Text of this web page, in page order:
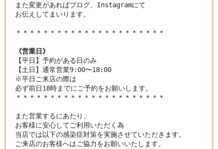
また変更があればブログ、Instagramにて
お伝えしてまいります。
《営業日》
【平日】予約がある日のみ
【土日】通常営業9:00〜18:00
※平日ご来店の際は
＊＊＊＊＊＊＊＊＊＊＊＊＊＊＊＊＊＊＊＊＊＊
また営業するにあたり、
お客様に安心してご利用いただく為
当店では以下の感染症対策を実施させていただきます。
ご来店のお客様へはご協力をお願いいたします。